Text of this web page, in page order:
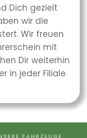
Dich gezielt
wir die
Wir freuen
mit
Dir weiterhin
in jeder Filiale
FAHRZEUGE